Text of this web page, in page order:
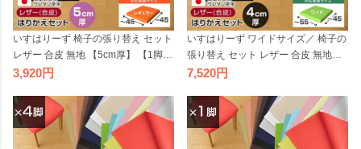
いすはりーず 椅子の張り替え セット
レザー 合皮 無地 【5cm厚】 【1脚
分】 キット いす DIY イス 張り替え
かえ 難燃 飲食店に
3,920
いすはりーず ワイドサイズ／ 椅子の
張り替え セット レザー 合皮 無地
【4cm厚】【2脚分】 キット いす DI
店に 修理 座面 椅子 張替え はりかえ
7,520